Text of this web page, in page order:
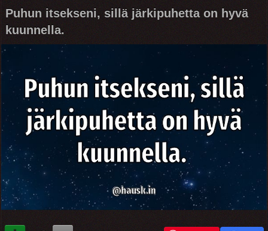
Puhun itsekseni, sillä järkipuhetta on hyvä
kuunnella.